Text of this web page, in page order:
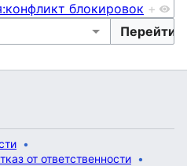
блокировок +
от ответственности